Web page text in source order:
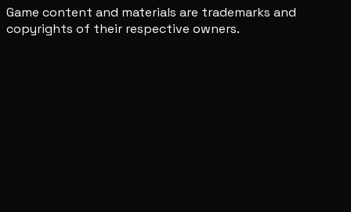
Game content and materials are trademarks and
copyrights of their respective owners.